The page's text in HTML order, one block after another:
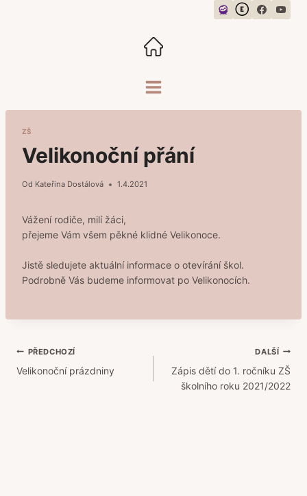
ZŠ
Velikonoční přání
Od Kateřina Dostálová 1.4.2021
Vážení rodiče, milí žáci,
přejeme Vám všem pěkné klidné Velikonoce.
Jistě sledujete aktuální informace o otevírání škol.
Podrobně Vás budeme informovat po Velikonocích.
Navigace
pro
PŘEDCHOZÍ
Velikonoční prázdniny
DALŠÍ
Zápis dětí do 1. ročníku ZŠ
školního roku 2021/2022